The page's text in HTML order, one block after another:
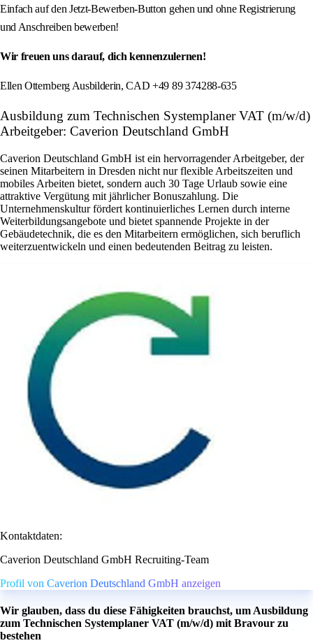
Einfach auf den Jetzt-Bewerben-Button gehen und ohne Registrierung
und Anschreiben bewerben!
Wir freuen uns darauf, dich kennenzulernen!
Ellen Otternberg Ausbilderin, CAD +49 89 374288-635
Ausbildung zum Technischen Systemplaner VAT (m/w/d)
Arbeitgeber: Caverion Deutschland GmbH
Caverion Deutschland GmbH ist ein hervorragender Arbeitgeber, der
seinen Mitarbeitern in Dresden nicht nur flexible Arbeitszeiten und
mobiles Arbeiten bietet, sondern auch 30 Tage Urlaub sowie eine
attraktive Vergütung mit jährlicher Bonuszahlung. Die
Unternehmenskultur fördert kontinuierliches Lernen durch interne
Weiterbildungsangebote und bietet spannende Projekte in der
Gebäudetechnik, die es den Mitarbeitern ermöglichen, sich beruflich
weiterzuentwickeln und einen bedeutenden Beitrag zu leisten.
Kontaktdaten:
Caverion Deutschland GmbH Recruiting-Team
Profil von Caverion Deutschland GmbH anzeigen
Wir glauben, dass du diese Fähigkeiten brauchst, um Ausbildung
zum Technischen Systemplaner VAT (m/w/d) mit Bravour zu
bestehen